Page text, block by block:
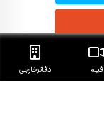
فیلم دفاتر‌خارجی